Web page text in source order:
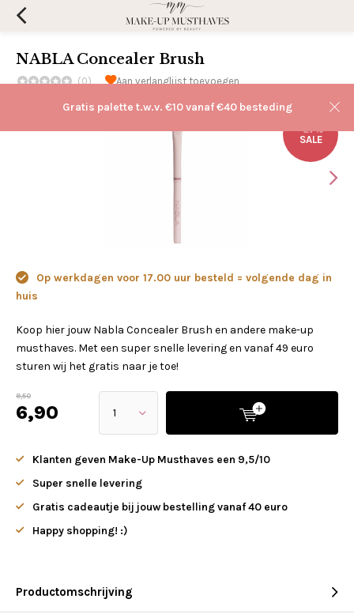
Gratis palette t.w.v. €10 vanaf €40 besteding
NABLA Concealer Brush
(0) Aan verlanglijst toevoegen
-27%
SALE
Op werkdagen voor 17.00 uur besteld = volgende dag in
huis
Koop hier jouw Nabla Concealer Brush en andere make-up
musthaves. Met een super snelle levering en vanaf 49 euro
sturen wij het gratis naar je toe!
9,50
6,90
Klanten geven Make-Up Musthaves een 9,5/10
Super snelle levering
Gratis cadeautje bij jouw bestelling vanaf 40 euro
Happy shopping! :)
Productomschrijving